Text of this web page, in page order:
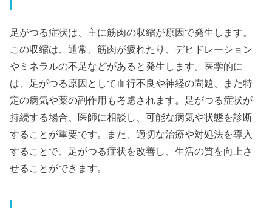
足がつる症状は、主に筋肉の収縮が原因で発生します。
この収縮は、通常、筋肉が疲れたり、デヒドレーション
やミネラルの不足などがあると発生します。医学的に
は、足がつる原因として血行不良や神経の問題、また特
定の病気や薬の副作用も考慮されます。足がつる症状が
持続する場合、医師に相談し、可能な病気や状態を診断
することが重要です。また、適切な治療や対処法を導入
することで、足がつる症状を改善し、生活の質を向上さ
せることができます。